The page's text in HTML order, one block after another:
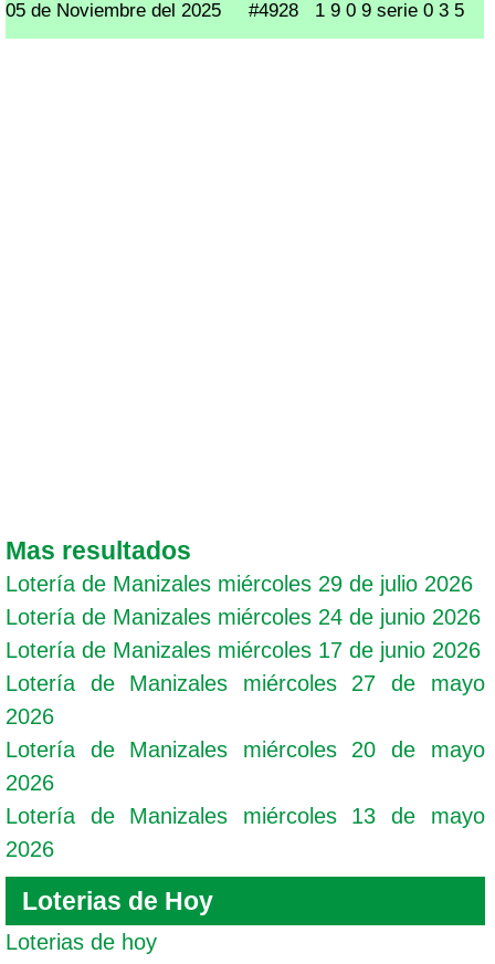
05 de Noviembre del 2025 #4928 1 9 0 9 serie 0 3 5
Mas resultados
Lotería de Manizales miércoles 29 de julio 2026
Lotería de Manizales miércoles 24 de junio 2026
Lotería de Manizales miércoles 17 de junio 2026
Lotería de Manizales miércoles 27 de mayo
2026
Lotería de Manizales miércoles 20 de mayo
2026
Lotería de Manizales miércoles 13 de mayo
2026
Loterias de Hoy
Loterias de hoy